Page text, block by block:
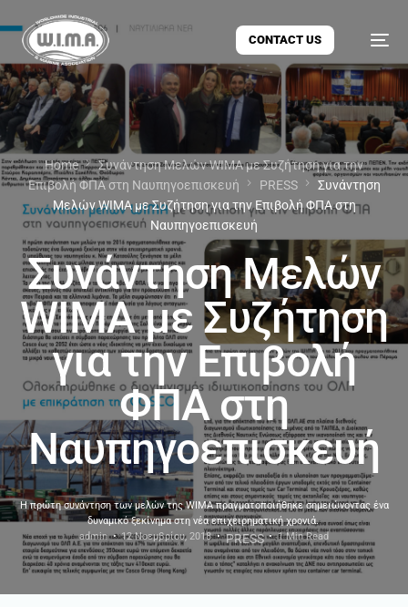
CONTACT US
Home
Συνάντηση Μελών WIMA με Συζήτηση για την
Επιβολή ΦΠΑ στη Ναυπηγοεπισκευή
PRESS
Συνάντηση
Μελών WIMA με Συζήτηση για την Επιβολή ΦΠΑ στη
Ναυπηγοεπισκευή
Συνάντηση Μελών
WIMA με Συζήτηση
για την Επιβολή
ΦΠΑ στη
Ναυπηγοεπισκευή
Η πρώτη συνάντηση των μελών της WIMA πραγματοποιήθηκε σημειώνοντας ένα
δυναμικό ξεκίνημα στη νέα επιχειρηματική χρονιά.
admin
12 Νοεμβρίου, 2018 PRESS 1 Min Read